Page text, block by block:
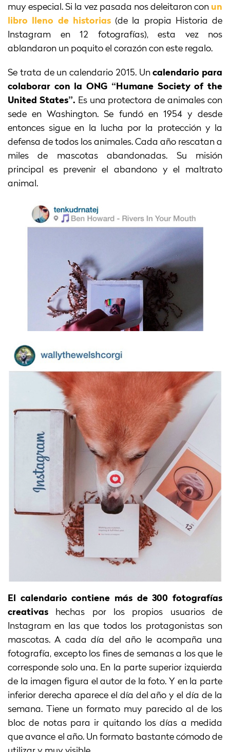
muy especial. Si la vez pasada nos deleitaron con un
libro lleno de historias (de la propia Historia de
Instagram en 12 fotografías), esta vez nos
ablandaron un poquito el corazón con este regalo.
Se trata de un calendario 2015. Uncalendario para
colaborar con la ONG “Humane Society of the
United States”. Es una protectora de animales con
sede en Washington. Se fundó en 1954 y desde
entonces sigue en la lucha por la protección y la
defensa de todos los animales. Cada año rescatan a
miles de mascotas abandonadas. Su misión
principal es prevenir el abandono y el maltrato
animal.
El calendario contiene más de 300 fotografías
creativas hechas por los propios usuarios de
Instagram en las que todos los protagonistas son
mascotas. A cada día del año le acompaña una
fotografía, excepto los fines de semanas a los que le
corresponde solo una. En la parte superior izquierda
de la imagen figura el autor de la foto. Y en la parte
inferior derecha aparece el día del año y el día de la
semana. Tiene un formato muy parecido al de los
bloc de notas para ir quitando los días a medida
que avance el año. Un formato bastante cómodo de